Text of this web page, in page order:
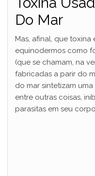
Do Mar
Mas, afinal, que toxina
equinodermos como
(que se chamam, na
fabricadas a parir do
do mar sintetizam
entre outras coisas,
parasitas em seu